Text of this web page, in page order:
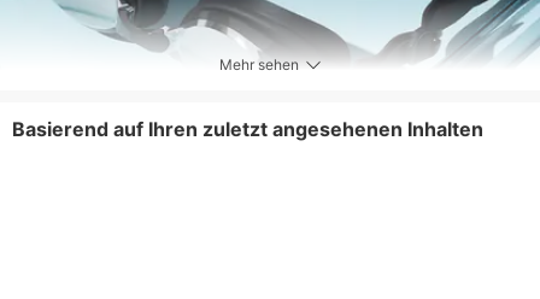
Mehr sehen
Basierend auf Ihren zuletzt angesehenen Inhalten